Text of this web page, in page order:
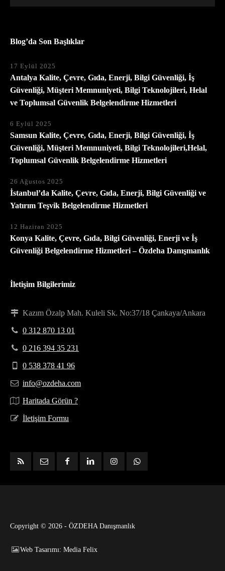
Blog’da Son Başlıklar
17 Eylül 2025
Antalya Kalite, Çevre, Gıda, Enerji, Bilgi Güvenliği, İş
Güvenliği, Müşteri Memnuniyeti, Bilgi Teknolojileri, Helal
ve Toplumsal Güvenlik Belgelendirme Hizmetleri
6 Eylül 2025
Samsun Kalite, Çevre, Gıda, Enerji, Bilgi Güvenliği, İş
Güvenliği, Müşteri Memnuniyeti, Bilgi Teknolojileri,Helal,
Toplumsal Güvenlik Belgelendirme Hizmetleri
26 Ağustos 2025
İstanbul’da Kalite, Çevre, Gıda, Enerji, Bilgi Güvenliği ve
Yatırım Teşvik Belgelendirme Hizmetleri
12 Haziran 2025
Konya Kalite, Çevre, Gıda, Bilgi Güvenliği, Enerji ve İş
Güvenliği Belgelendirme Hizmetleri – Özdeha Danışmanlık
İletişim Bilgilerimiz
Kazım Özalp Mah. Kuleli Sk. No:37/18 Çankaya/Ankara
0 312 870 13 01
0 216 394 35 231
0 538 378 41 96
info@ozdeha.com
Haritada Görün ?
İletişim Formu
Copyright © 2026 - ÖZDEHA Danışmanlık
Web Tasarımı: Media Felix